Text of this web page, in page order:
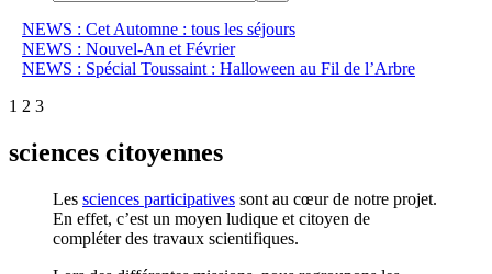
NEWS : Cet Automne : tous les séjours
NEWS : Nouvel-An et Février
NEWS : Spécial Toussaint : Halloween au Fil de l’Arbre
1 2 3
sciences citoyennes
Les sciences participatives sont au cœur de notre projet.
En effet, c’est un moyen ludique et citoyen de
compléter des travaux scientifiques.